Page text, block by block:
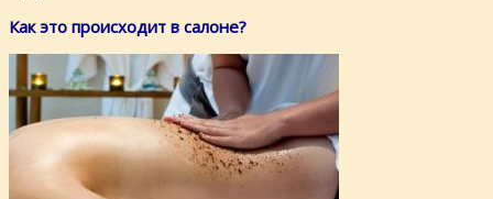
Как это происходит в салоне?